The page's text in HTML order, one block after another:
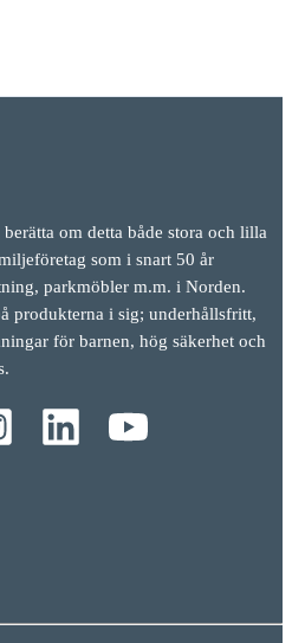
om detta både stora och lilla
som i snart 50 år
parkmöbler m.m. i Norden.
produkterna i sig; underhållsfritt,
för barnen, hög säkerhet och